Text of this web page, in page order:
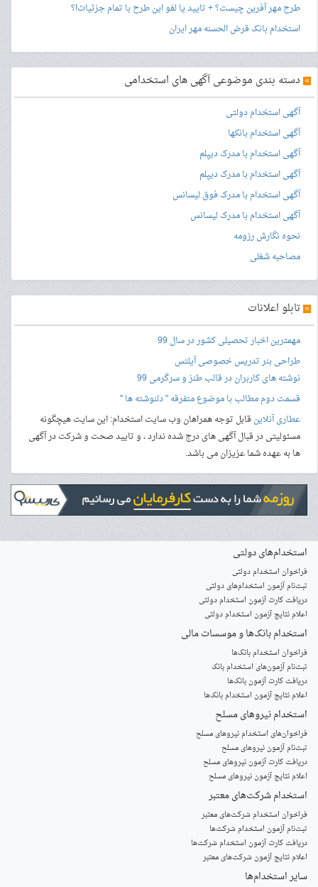
طرح مهر آفرین چیست؟ + تایید یا لغو این طرح با تمام جزئیات!؟
استخدام بانک قرض الحسنه مهر ایران
» دسته بندی موضوعی آگهی های استخدامی
آگهی استخدام دولتی
آگهی استخدام بانکها
آگهی استخدام با مدرک دیپلم
آگهی استخدام با مدرک دیپلم
آگهی استخدام با مدرک فوق لیسانس
آگهی استخدام با مدرک لیسانس
نحوه نگارش رزومه
مصاحبه شغلی
» تابلو اعلانات
مهمترین اخبار تحصیلی کشور در سال 99
طراحی بنرتدریس خصوصی آیلتس
نوشته های کاربران در قالب طنز و سرگرمی 99
قسمت دوم مطالب با موضوع متفرقه " دلنوشته ها "
عطاری آنلاینقابل توجه همراهان وب سایت استخدام: این سایت هیچگونه
مسئولیتی در قبال آگهی های درج شده ندارد ، و تایید صحت و شرکت در آگهی
ها به عهده شما عزیزان می باشد.
استخدام‌های دولتی
فراخوان استخدام دولتی
ثبت‌نام آزمون‌ استخدام‌های دولتی
دریافت کارت آزمون استخدام دولتی
اعلام نتایج آزمون استخدام دولتی
استخدام‌ بانک‌ها و موسسات مالی
فراخوان استخدام بانک‌ها
‌ثبت‌نام آزمون‌های استخدام بانک
دریافت کارت آزمون بانک‌ها
اعلام نتایج آزمون استخدام بانک‌ها
استخدام‌ نیروهای مسلح
‌فراخوان‌های استخدام‌ نیروهای مسلح
ثبت‌نام آزمون نیروهای مسلح
دریافت کارت آزمون نیروهای مسلح
اعلام نتایج آزمون نیروهای مسلح
استخدام‌ شرکت‌های معتبر
فراخوان استخدام شرکت‌های معتبر
ثبت‌نام آزمون استخدام شرکت‌ها
دریافت کارت آزمون استخدام شرکت‌ها
اعلام نتایج آزمون شرکت‌های معتبر
سایر استخدام‌ها